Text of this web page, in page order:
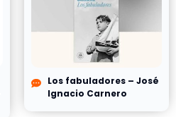
Los fabuladores – José
Ignacio Carnero